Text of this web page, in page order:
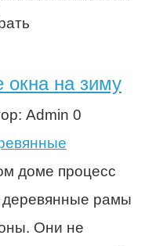
окна на зиму
Admin 0
доме процесс
деревянные рамы
Они не